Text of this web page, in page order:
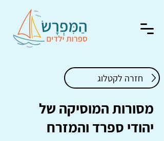
חזרה לקטלוג
מסורות המוסיקה של
יהודי ספרד והמזרח